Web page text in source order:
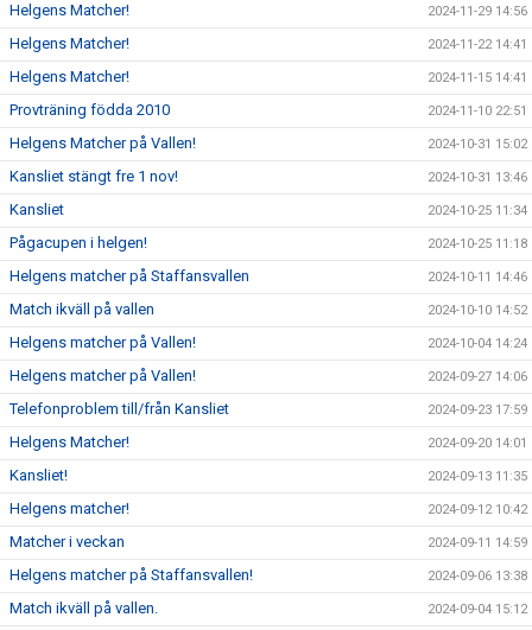
Helgens Matcher! 2024-11-29 14:56
Helgens Matcher! 2024-11-22 14:41
Helgens Matcher! 2024-11-15 14:41
Provträning födda 2010 2024-11-10 22:51
Helgens Matcher på Vallen! 2024-10-31 15:02
Kansliet stängt fre 1 nov! 2024-10-31 13:46
Kansliet 2024-10-25 11:34
Pågacupen i helgen! 2024-10-25 11:18
Helgens matcher på Staffansvallen 2024-10-11 14:46
Match ikväll på vallen 2024-10-10 14:52
Helgens matcher på Vallen! 2024-10-04 14:24
Helgens matcher på Vallen! 2024-09-27 14:06
Telefonproblem till/från Kansliet 2024-09-23 17:59
Helgens Matcher! 2024-09-20 14:01
Kansliet! 2024-09-13 11:35
Helgens matcher! 2024-09-12 10:42
Matcher i veckan 2024-09-11 14:59
Helgens matcher på Staffansvallen! 2024-09-06 13:38
Match ikväll på vallen. 2024-09-04 15:12